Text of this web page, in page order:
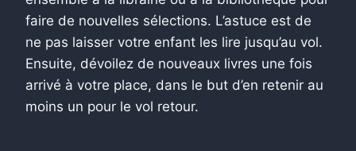
faire de nouvelles sélections. L’astuce est de
ne pas laisser votre enfant les lire jusqu’au vol.
Ensuite, dévoilez de nouveaux livres une fois
arrivé à votre place, dans le but d’en retenir au
moins un pour le vol retour.